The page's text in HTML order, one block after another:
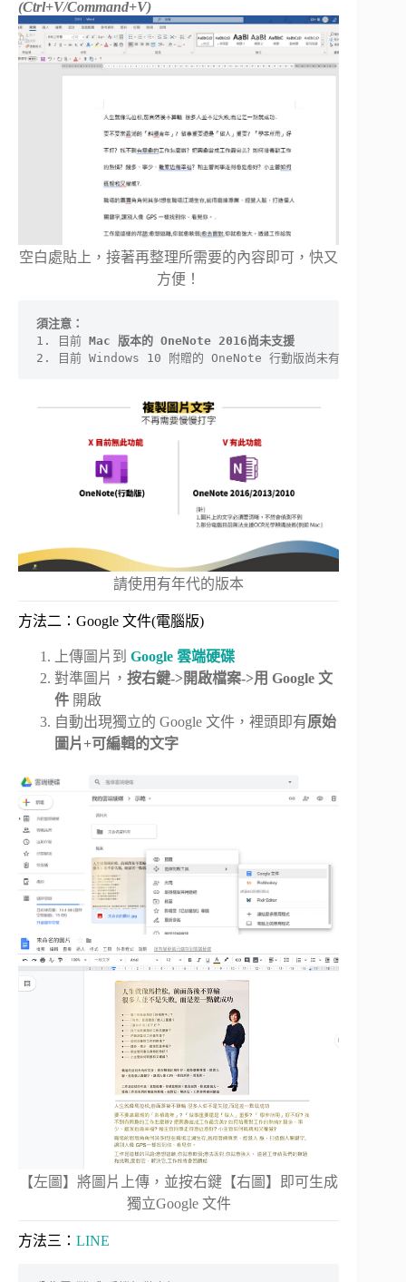
(Ctrl+V/Command+V)
空白處貼上，接著再整理所需要的內容即可，快又
方便！
須注意：
1. 目前 Mac 版本的 OneNote 2016尚未支援
2. 目前 Windows 10 附贈的 OneNote 行動版尚未有此功能，因
請使用有年代的版本
方法二：Google 文件(電腦版)
上傳圖片到 Google 雲端硬碟
對準圖片， 按右鍵->開啟檔案->用 Google 文
件 開啟
自動出現獨立的 Google 文件，裡頭即有原始
圖片+可編輯的文字
【左圖】將圖片上傳，並按右鍵【右圖】即可生成
獨立Google 文件
方法三： LINE